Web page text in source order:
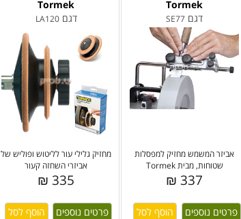
Tormek
דגםLA120
מחזיק גלילי עור לליטוש ופוליש של
אביזרי השחזה קעור
335 ₪
פרטים נוספים
Tormek
דגם SE77
אביזר המשמש מחזיק למפסלות
שטוחות, מבית Tormek
337 ₪
פרטים נוספים